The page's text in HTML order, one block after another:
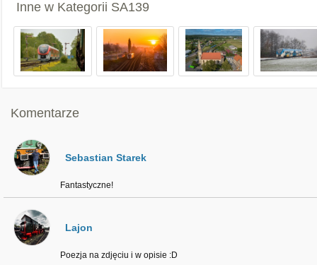
Inne w Kategorii SA139
Komentarze
Sebastian Starek
Fantastyczne!
Lajon
Poezja na zdjęciu i w opisie :D